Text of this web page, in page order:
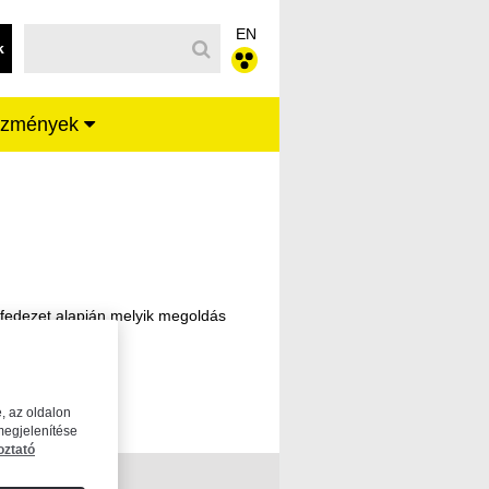
EN
alapján melyik megoldás
az oldalon